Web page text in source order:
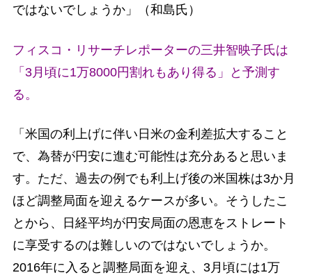
ではないでしょうか」（和島氏）
フィスコ・リサーチレポーターの三井智映子氏は
「3月頃に1万8000円割れもあり得る」と予測す
る。
「米国の利上げに伴い日米の金利差拡大すること
で、為替が円安に進む可能性は充分あると思いま
す。ただ、過去の例でも利上げ後の米国株は3か月
ほど調整局面を迎えるケースが多い。そうしたこ
とから、日経平均が円安局面の恩恵をストレート
に享受するのは難しいのではないでしょうか。
2016年に入ると調整局面を迎え、3月頃には1万